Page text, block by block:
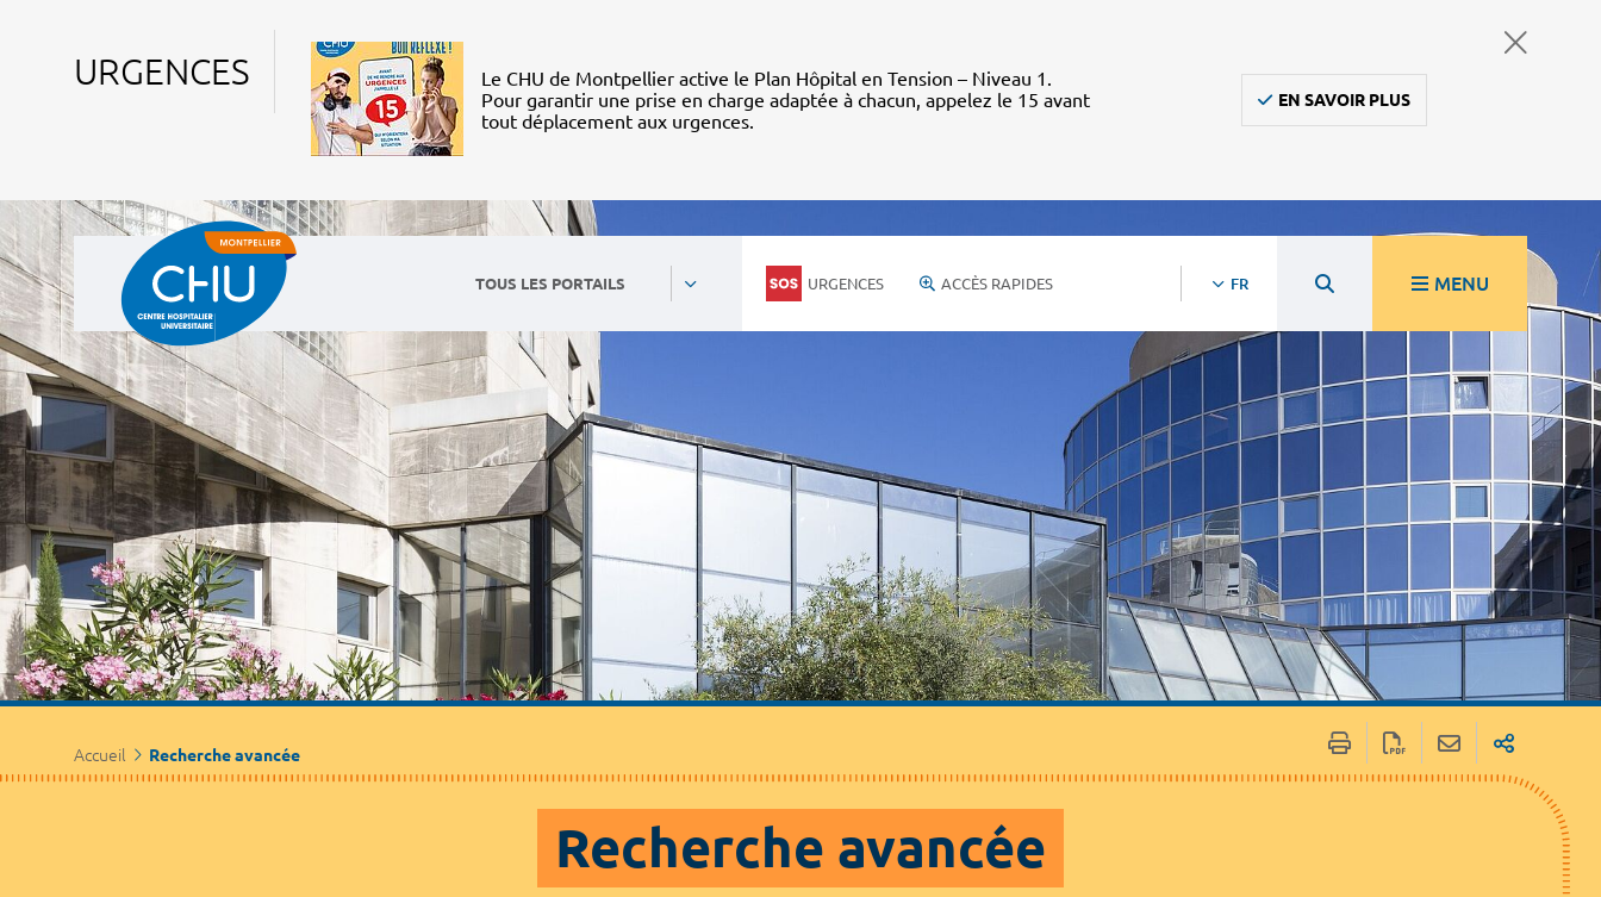
URGENCES
Le CHU de Montpellier active le Plan Hôpital en Tension – Niveau 1.
Pour garantir une prise en charge adaptée à chacun, appelez le 15 avant
tout déplacement aux urgences.
EN SAVOIR PLUS
TOUS LES PORTAILS URGENCES ACCÈS RAPIDES FR MENU
Accueil Recherche avancée
Recherche avancée